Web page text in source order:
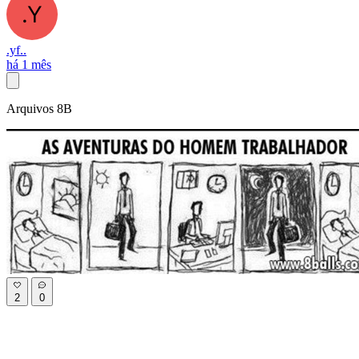
.yf..
há 1 mês
Arquivos 8B
2 0